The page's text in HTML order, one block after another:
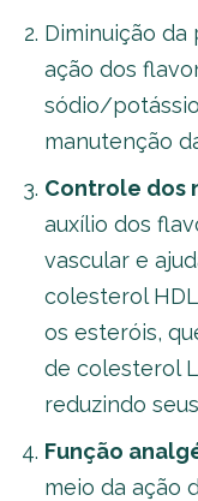
Diminuição da
ação dos
sódio/
manutenção
Controle dos
auxílio dos
vascular e
colesterol
os esteróis,
de colesterol
reduzindo
Função
meio da ação